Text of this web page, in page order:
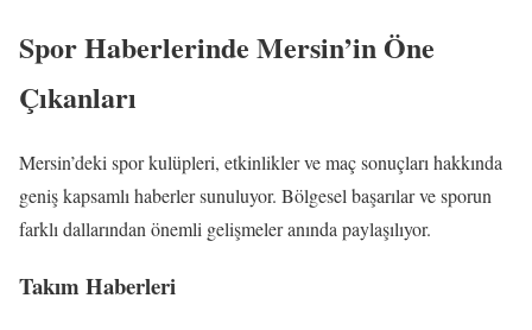
Spor Haberlerinde Mersin’in Öne
Çıkanları
Mersin’deki spor kulüpleri, etkinlikler ve maç sonuçları hakkında
geniş kapsamlı haberler sunuluyor. Bölgesel başarılar ve sporun
farklı dallarından önemli gelişmeler anında paylaşılıyor.
Takım Haberleri